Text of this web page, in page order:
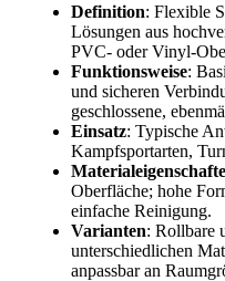
Definition: Flexible
Lösungen aus
PVC- oder Vinyl-
Funktionsweise:
und sicheren
geschlossene,
Einsatz: Typische
Kampfsportarten,
Oberfläche; hohe
einfache Reinigung.
Varianten: Rollbare
unterschiedlichen
anpassbar an